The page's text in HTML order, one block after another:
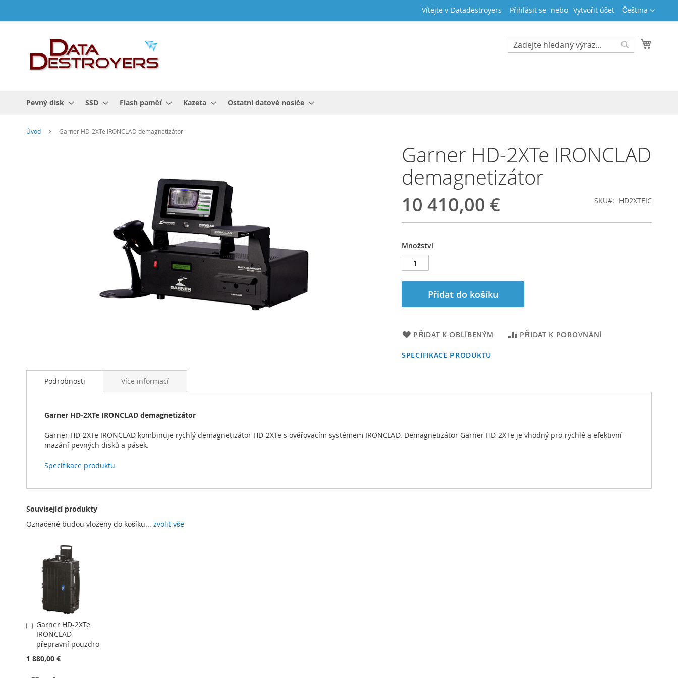
na
Jazyk
Čeština
Vítejte v Datadestroyers Přihlásit se Vytvořit účet
Search
Pevný disk SSD Flash paměť Kazeta Ostatní datové nosiče
Úvod Garner HD-2XTe IRONCLAD demagnetizátor
Garner HD-2XTe IRONCLAD
demagnetizátor
10 410,00 € SKU HD2XTEIC
Množství
Přidat do košíku
PŘIDAT K OBLÍBENÝM PŘIDAT K POROVNÁNÍ
SPECIFIKACE PRODUKTU
na
začátek
obrázky
Podrobnosti
Garner HD-2XTe IRONCLAD demagnetizátor
Garner HD-2XTe IRONCLAD kombinuje rychlý demagnetizátor HD-2XTe s ověřovacím systémem IRONCLAD. Demagnetizátor Garner HD-2XTe je vhodný pro rychlé a efektivní
mazání pevných disků a pásek.
Specifikace produktu
Více informací
Související produkty
Označené budou vloženy do košíku... zvolit vše
Garner HD-2XTe
IRONCLAD
přepravní pouzdro
1 880,00 €
Přidat
do
košíku